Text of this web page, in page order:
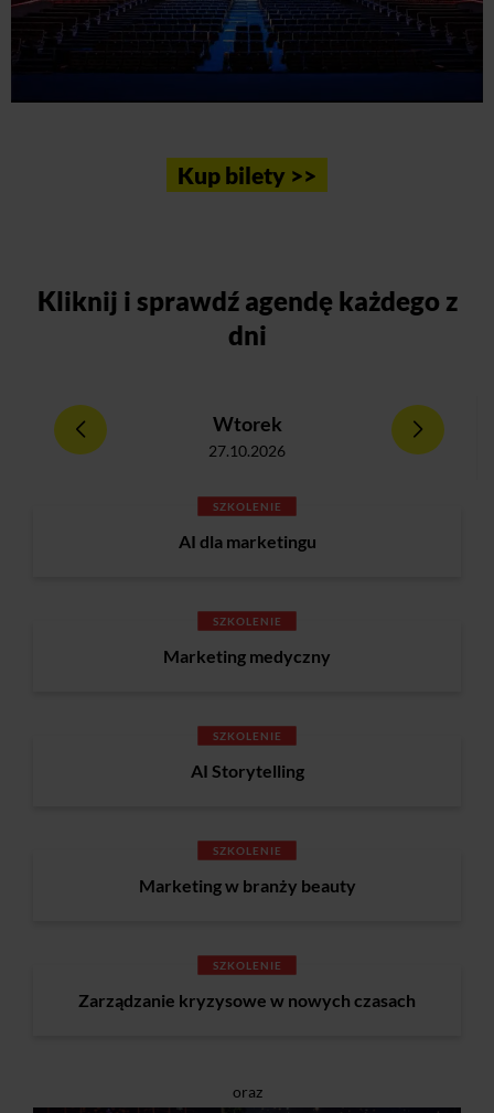
Kup bilety >>
Kliknij i sprawdź agendę każdego z
dni
Wtorek
27.10.2026
SZKOLENIE
AI dla marketingu
SZKOLENIE
Marketing medyczny
SZKOLENIE
AI Storytelling
SZKOLENIE
Marketing w branży beauty
SZKOLENIE
Zarządzanie kryzysowe w nowych czasach
oraz